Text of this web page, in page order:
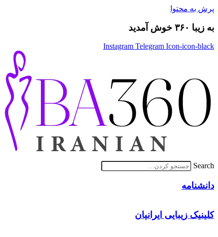
پرش به محتوا
به زیبا ۳۶۰ خوش آمدید
Instagram Telegram Icon-icon-black
Search
دانشنامه
کلینیک زیبایی ایرانیان